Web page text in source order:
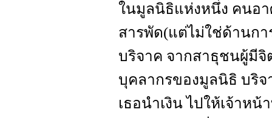
ในมูลนิธิแห่งหนึ่ง คนอ
สารพัด(แต่ไม่ใช่ด้านกา
บริจาค จากสาธุชนผู้มีจิ
บุคลากรของมูลนิธิ บริจ
เธอนำเงิน ไปให้เจ้าห